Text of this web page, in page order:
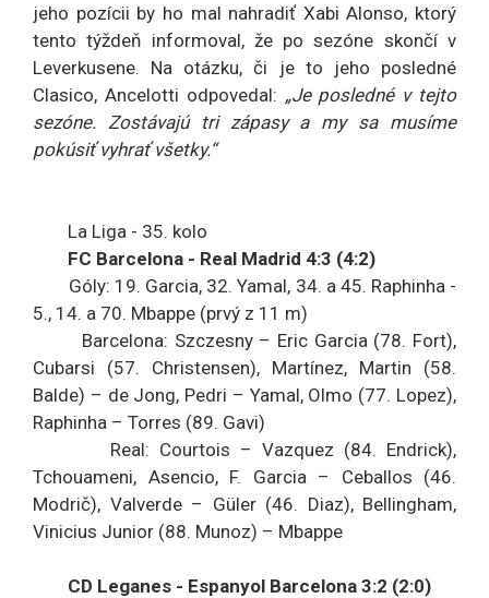
jeho pozícii by ho mal nahradiť Xabi Alonso, ktorý
tento týždeň informoval, že po sezóne skončí v
Leverkusene. Na otázku, či je to jeho posledné
Clasico, Ancelotti odpovedal: „Je posledné v tejto
sezóne. Zostávajú tri zápasy a my sa musíme
pokúsiť vyhrať všetky.“
La Liga - 35. kolo
FC Barcelona - Real Madrid 4:3 (4:2)
Góly: 19. Garcia, 32. Yamal, 34. a 45. Raphinha -
5., 14. a 70. Mbappe (prvý z 11 m)
Barcelona: Szczesny – Eric Garcia (78. Fort),
Cubarsi (57. Christensen), Martínez, Martin (58.
Balde) – de Jong, Pedri – Yamal, Olmo (77. Lopez),
Raphinha – Torres (89. Gavi)
Real: Courtois – Vazquez (84. Endrick),
Tchouameni, Asencio, F. Garcia – Ceballos (46.
Modrič), Valverde – Güler (46. Diaz), Bellingham,
Vinicius Junior (88. Munoz) – Mbappe
CD Leganes - Espanyol Barcelona 3:2 (2:0)